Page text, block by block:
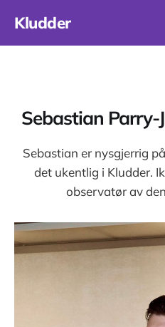
Kludder
Sebastian Parry-
Sebastian er nysgjerrig
det ukentlig i Kludder.
observatør av